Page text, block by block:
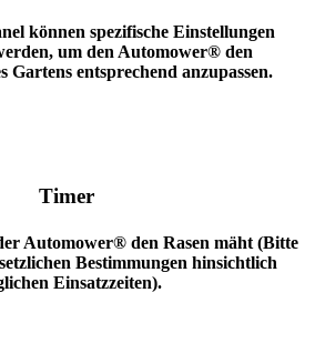
können spezifische Einstellungen
um den Automower® den
Gartens entsprechend anzupassen.
Timer
Automower® den Rasen mäht (Bitte
Bestimmungen hinsichtlich
Einsatzzeiten).